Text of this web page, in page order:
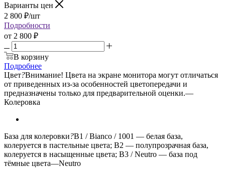
Варианты цен
2 800 ₽/шт
Подробности
от 2 800 ₽
В корзину
Подробнее
Цвет?Внимание! Цвета на экране монитора могут отличаться
от приведенных из-за особенностей цветопередачи и
предназначены только для предварительной оценки.—
Колеровка
База для колеровки?B1 / Bianco / 1001 — белая база,
колеруется в пастельные цвета; B2 — полупрозрачная база,
колеруется в насыщенные цвета; B3 / Neutro — база под
тёмные цвета—Neutro